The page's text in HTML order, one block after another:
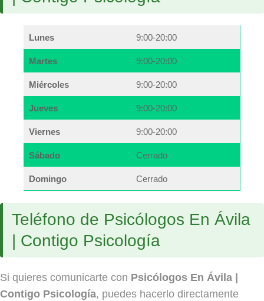
Lunes 9:00-20:00
Martes 9:00-20:00
Miércoles 9:00-20:00
Jueves 9:00-20:00
Viernes 9:00-20:00
Sábado Cerrado
Domingo Cerrado
Teléfono de Psicólogos En Ávila
| Contigo Psicología
Si quieres comunicarte con Psicólogos En Ávila |
Contigo Psicología, puedes hacerlo directamente